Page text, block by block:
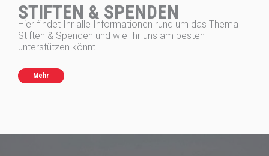
STIFTEN & SPENDEN
Hier findet Ihr alle Informationen rund um das Thema
Stiften & Spenden und wie Ihr uns am besten
unterstützen könnt.
Mehr